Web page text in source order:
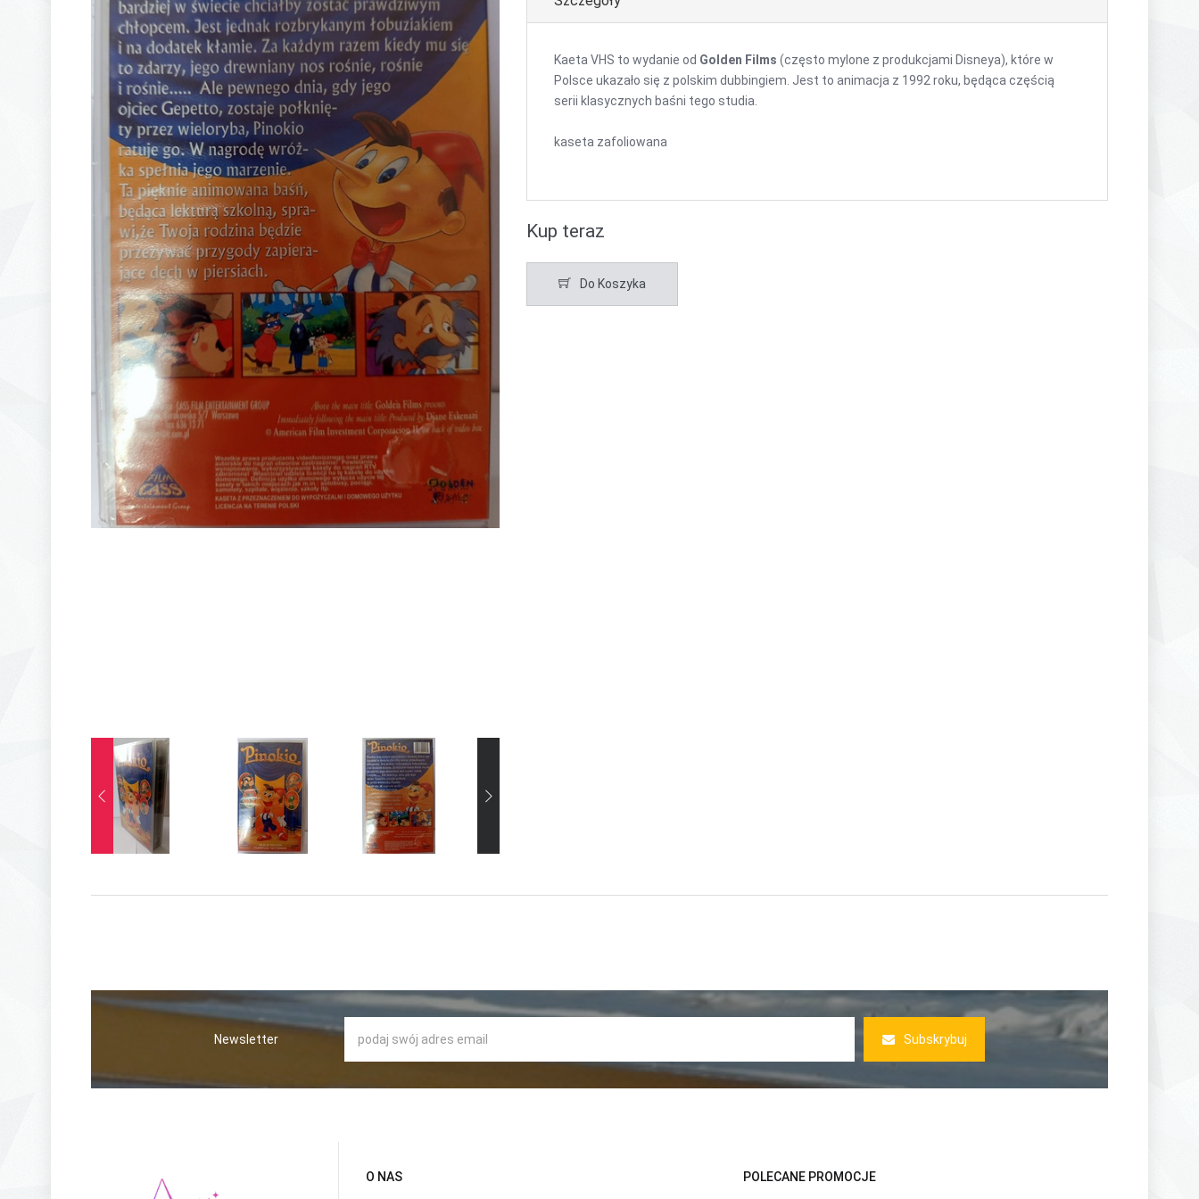
Kaeta VHS to wydanie od Golden Films (często mylone z produkcjami Disneya), które w
Polsce ukazało się z polskim dubbingiem. Jest to animacja z 1992 roku, będąca częścią
serii klasycznych baśni tego studia.
kaseta zafoliowana
Kup teraz
Do Koszyka
Newsletter Subskrybuj
O NAS POLECANE PROMOCJE